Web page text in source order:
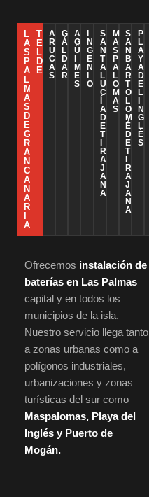
L
A
S
P
A
L
M
A
S
D
E
G
R
A
N
C
A
N
A
R
A
T
E
L
D
E
A
R
U
C
A
S
G
Á
L
D
A
R
A
G
Ü
I
M
E
S
I
N
G
E
N
I
O
S
A
N
T
A
L
U
C
Í
A
D
E
T
I
R
A
J
A
N
A
M
A
S
P
A
L
O
M
A
S
S
A
N
B
A
R
T
O
L
O
M
É
D
E
T
I
R
A
J
A
N
A
P
L
A
Y
A
D
E
L
I
N
G
L
É
S
Ofrecemos instalación de
baterías en Las Palmas
capital y en todos los
municipios de la isla.
Nuestro servicio llega tanto
a zonas urbanas como a
polígonos industriales,
urbanizaciones y zonas
turísticas del sur como
Maspalomas, Playa del
Inglés y Puerto de
Mogán.